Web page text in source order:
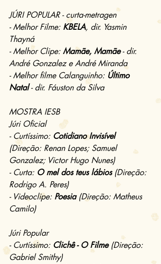
JÚRI POPULAR - curta-metragen
- Melhor Filme: KBELA, dir. Yasmin
Thayná
- Melhor Clipe: Mamãe, Mamãe - dir.
André Gonzalez e André Miranda
- Melhor filme Calanguinho: Último
Natal - dir. Fáuston da Silva
MOSTRA IESB
Júri Oficial
- Curtíssimo: Cotidiano Invisível
(Direção: Renan Lopes; Samuel
Gonzalez; Victor Hugo Nunes)
- Curta: O mel dos teus lábios (Direção:
Rodrigo A. Peres)
- Videoclipe: Poesia (Direção: Matheus
Camilo)
Júri Popular
- Curtíssimo: Clichê - O Filme (Direção:
Gabriel Smithy)